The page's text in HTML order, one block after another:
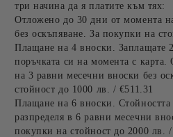
три начина да я платите към тях:
Отложено до 30 дни от момента
без оскъпяване. За покупки на
Плащане на 4 вноски. Заплащате
поръчката си на момента с карта.
на 3 равни месечни вноски без
стойност до 1000 лв. / €511.31
Плащане на 6 вноски. Стойността
разпределя в 6 равни месечни
покупки на стойност до 2000 лв.